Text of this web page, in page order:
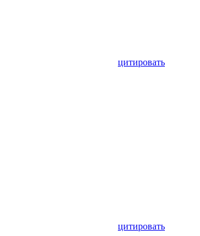
цитировать
цитировать